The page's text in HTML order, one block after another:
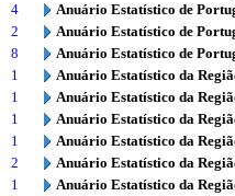
4
Anuário Estatístico de
2
Anuário Estatístico de
8
Anuário Estatístico de
1
Anuário Estatístico da
1
Anuário Estatístico da
1
Anuário Estatístico da
1
Anuário Estatístico da
2
Anuário Estatístico da
1
Anuário Estatístico da